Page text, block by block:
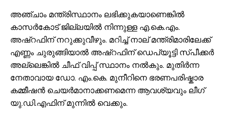
അഞ്ചാം മന്ത്രിസ്ഥാനം ലഭിക്കുകയാണെങ്കിൽ
കാസർകോട് ജില്ലയിൽ നിന്നുള്ള എ.കെ.എം.
അഷ്റഫിന് നറുക്കുവീഴും. മറിച്ച് നാല് മന്ത്രിമാരിലേക്ക്
എണ്ണം ചുരുങ്ങിയാൽ അഷ്റഫിന് ഡെപ്യൂട്ടി സ്പീക്കർ
അല്ലെങ്കിൽ ചീഫ് വിപ്പ് സ്ഥാനം നൽകും. മുതിർന്ന
നേതാവായ ഡോ. എം.കെ. മുനീറിനെ ഭരണപരിഷ്കാര
കമ്മീഷൻ ചെയർമാനാക്കണമെന്ന ആവശ്യവും ലീഗ്
യു.ഡി.എഫിന് മുന്നിൽ വെക്കും.